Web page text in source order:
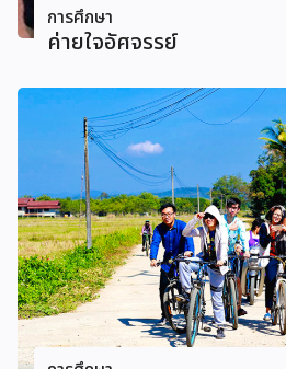
การศึกษา
ค่ายใจอัศจรรย์